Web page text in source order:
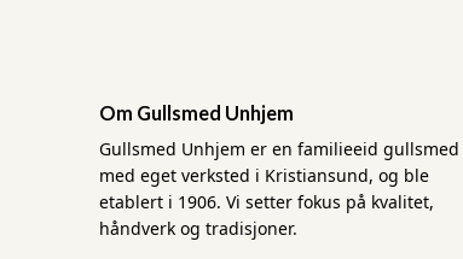
Om Gullsmed Unhjem
Gullsmed Unhjem er en familieeid gullsmed
med eget verksted i Kristiansund, og ble
etablert i 1906. Vi setter fokus på kvalitet,
håndverk og tradisjoner.